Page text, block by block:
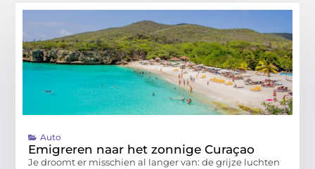
Auto
Emigreren naar het zonnige Curaçao
Je droomt er misschien al langer van: de grijze luchten